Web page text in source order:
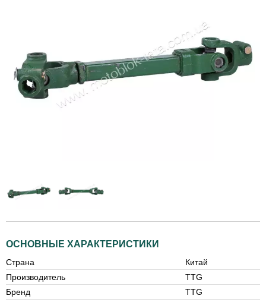
ОСНОВНЫЕ ХАРАКТЕРИСТИКИ
Страна
Китай
Производитель
TTG
Бренд
TTG